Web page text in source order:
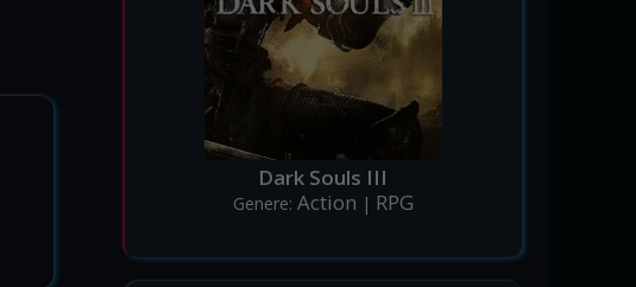
Dark Souls III
Genere: Action | RPG